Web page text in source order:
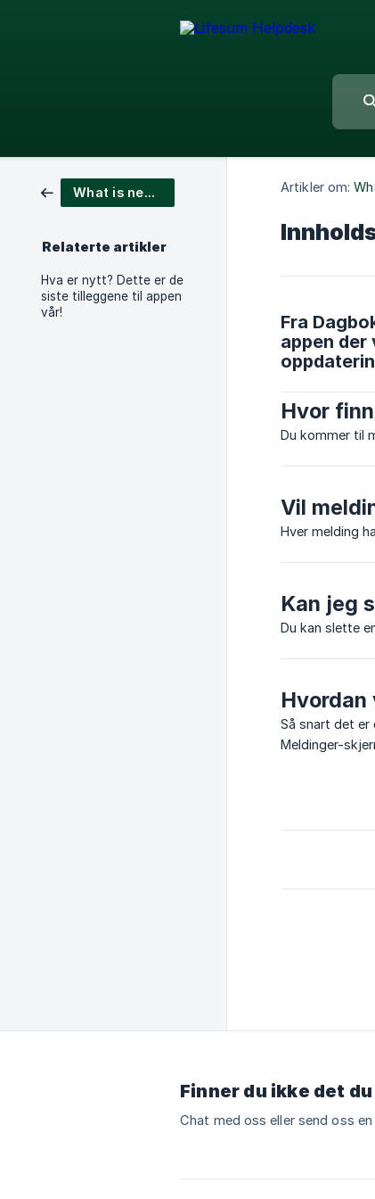
What is new?
Relaterte artikler
Hva er nytt? Dette er de
siste tilleggene til appen
vår!
Artikler om:
Fra
appen
Hvor
Du kommer til
Vil
Hver melding
Kan jeg
Du kan slette
Så snart det er
Meldinger-
Finner du ikke det
Chat med oss eller send oss